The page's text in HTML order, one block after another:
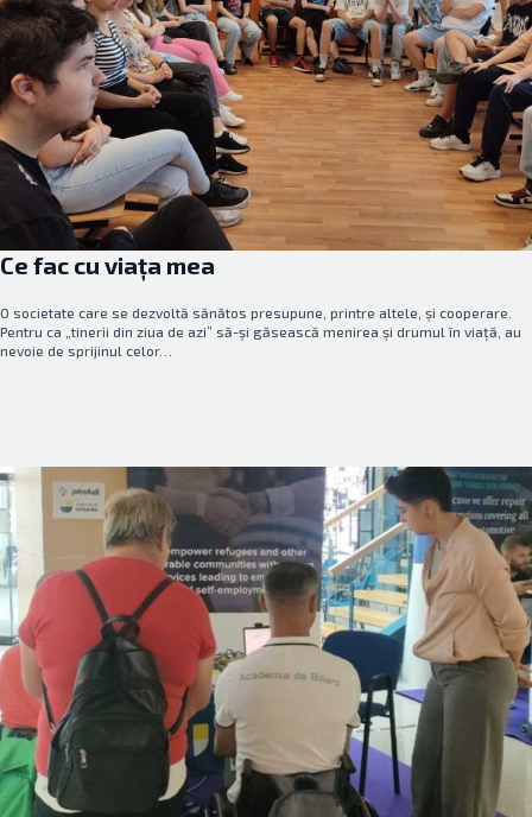
Ce fac cu viața mea
O societate care se dezvoltă sănătos presupune, printre altele, și cooperare.
Pentru ca „tinerii din ziua de azi” să-și găsească menirea și drumul în viață, au
nevoie de sprijinul celor…